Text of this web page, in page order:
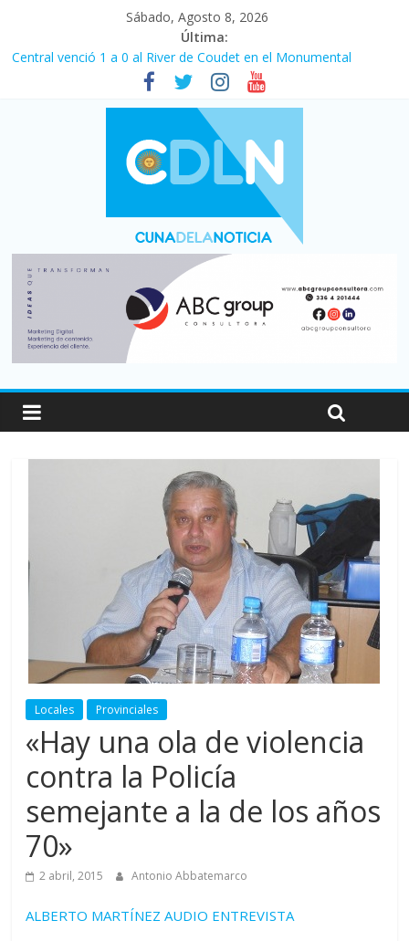
Sábado, Agosto 8, 2026
Última:
Central venció 1 a 0 al River de Coudet en el Monumental
La morosidad alcanzó su nivel más alto en dos décadas y ya
afecta a 400 mil deudores en Santa Fe
Desde que asumió Milei cerraron 41.000 kioscos: el sector
denuncia crisis como en 2001
Vacaciones de invierno con más movimiento y consumo
turístico: 4,6 millones de personas viajaron por el país, un 5,9%
Fuerte caída de la venta de autos usados en julio: bajó un 12,6%
Locales Provinciales
«Hay una ola de violencia
contra la Policía
semejante a la de los años
70»
2 abril, 2015 Antonio Abbatemarco
ALBERTO MARTÍNEZ AUDIO ENTREVISTA